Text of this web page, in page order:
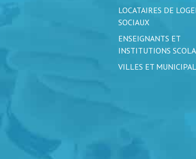
LOCATAIRES DE
SOCIAUX
ENSEIGNANTS ET
INSTITUTIONS
VILLES ET